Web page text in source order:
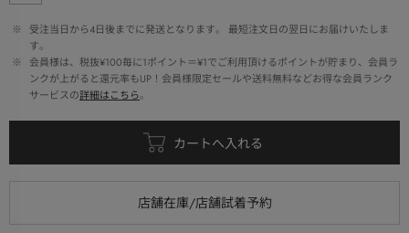
※
受注当日から4日後までに発送となります。 最短注文日の翌日にお届けいたしま
す。
※
会員様は、税抜¥100毎に1ポイント＝¥1でご利用頂けるポイントが貯まり、会員ラ
ンクが上がると還元率もUP！会員様限定セールや送料無料などお得な会員ランク
サービスの詳細はこちら。